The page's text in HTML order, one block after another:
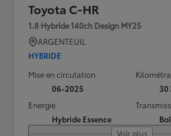
Toyota C-HR
1.8 Hybride 140ch Design MY25
ARGENTEUIL
HYBRIDE
Mise en circulation
06-2025
30
Energie
Hybride Essence
Voir plus